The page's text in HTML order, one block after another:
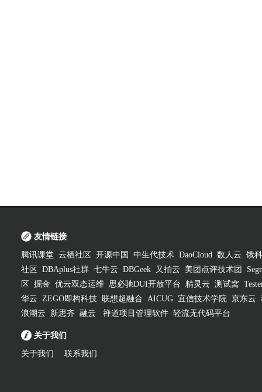
友情链接
腾讯课堂 云栖社区 开源中国 中生代技术 DaoCloud 数人云 饿
社区
DBAplus社群 七牛云 DBGeek 又拍云 美团点评技术团
区
掘金 优云双态运维 思必驰DUI开放平台 精灵云 测试窝
华云 ZEGO即构科技 联想超融合 AICUG 宜信技术学院 京东云
浪潮云
新思齐 融云 禅道项目管理软件 轻流无代码平台
关于我们
关于我们 联系我们